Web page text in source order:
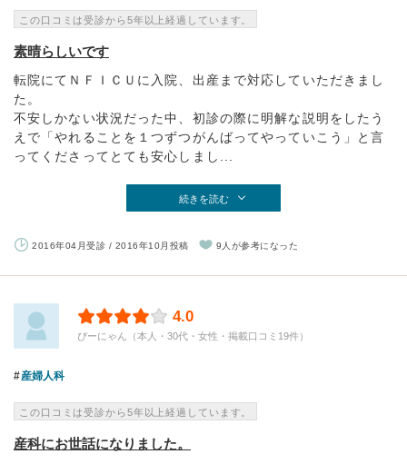
この口コミは受診から5年以上経過しています。
素晴らしいです
転院にてＮＦＩＣＵに入院、出産まで対応していただきまし
た。
不安しかない状況だった中、初診の際に明解な説明をしたう
えで「やれることを１つずつがんばってやっていこう」と言
ってくださってとても安心しまし...
続きを読む
2016年04月受診 / 2016年10月投稿 9人が参考になった
4.0
ぴーにゃん（本人・30代・女性・掲載口コミ19件）
産婦人科
この口コミは受診から5年以上経過しています。
産科にお世話になりました。